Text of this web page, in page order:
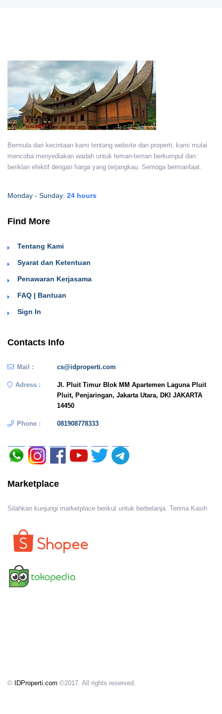
Bermula dari kecintaan kami tentang website dan properti, kami mulai
mencoba menyediakan wadah untuk teman-teman berkumpul dan
beriklan efektif dengan harga yang terjangkau. Semoga bermanfaat.
Monday - Sunday: 24 hours
Find More
Tentang Kami
Syarat dan Ketentuan
Penawaran Kerjasama
FAQ | Bantuan
Sign In
Contacts Info
Mail : cs@idproperti.com
Adress :
Jl. Pluit Timur Blok MM Apartemen Laguna Pluit
Pluit, Penjaringan, Jakarta Utara, DKI JAKARTA
14450
Phone : 081908778333
Marketplace
Silahkan kunjungi marketplace berikut untuk berbelanja. Terima Kasih
© IDProperti.com ©2017. All rights reserved.